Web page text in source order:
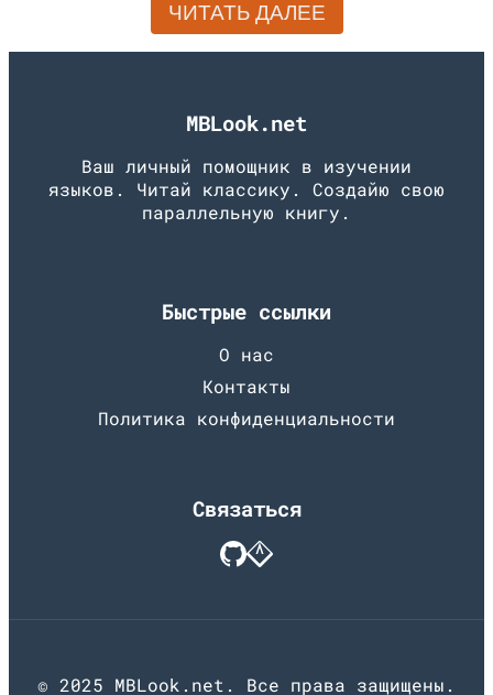
ЧИТАТЬ ДАЛЕЕ
MBLook.net
Ваш личный помощник в изучении
языков. Читай классику. Создайю свою
параллельную книгу.
Быстрые ссылки
О нас
Контакты
Политика конфиденциальности
Связаться
© 2025 MBLook.net. Все права защищены.